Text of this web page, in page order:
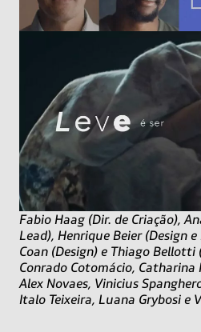
Fabio Haag (Dir. de Criação),
Lead), Henrique Beier (Design
Coan (Design) e Thiago Bellotti
Conrado Cotomácio, Catharina
Alex Novaes, Vinicius
Italo Teixeira, Luana Grybosi e